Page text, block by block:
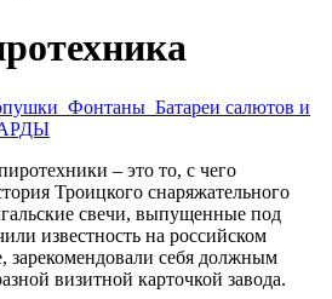
Фонтаны Батареи салютов и
– это то, с чего
Троицкого снаряжательного
свечи, выпущенные под
известность на российском
зарекомендовали себя должным
визитной карточкой завода.